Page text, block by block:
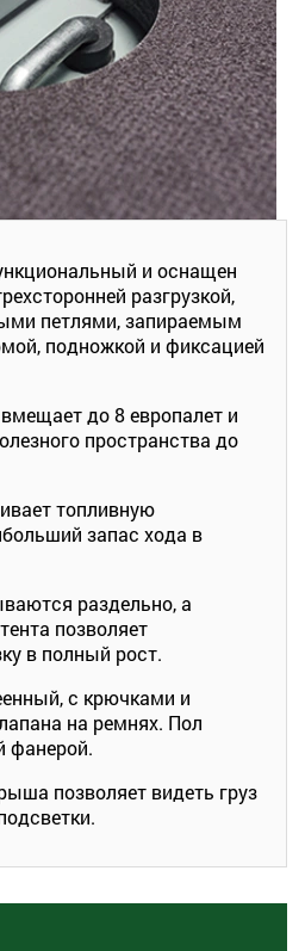
и оснащен
разгрузкой,
петлями, запираемым
подножкой и фиксацией
до 8 европалет и
пространства до
топливную
запас хода в
раздельно, а
позволяет
в полный рост.
с крючками и
на ремнях. Пол
фанерой.
позволяет видеть груз